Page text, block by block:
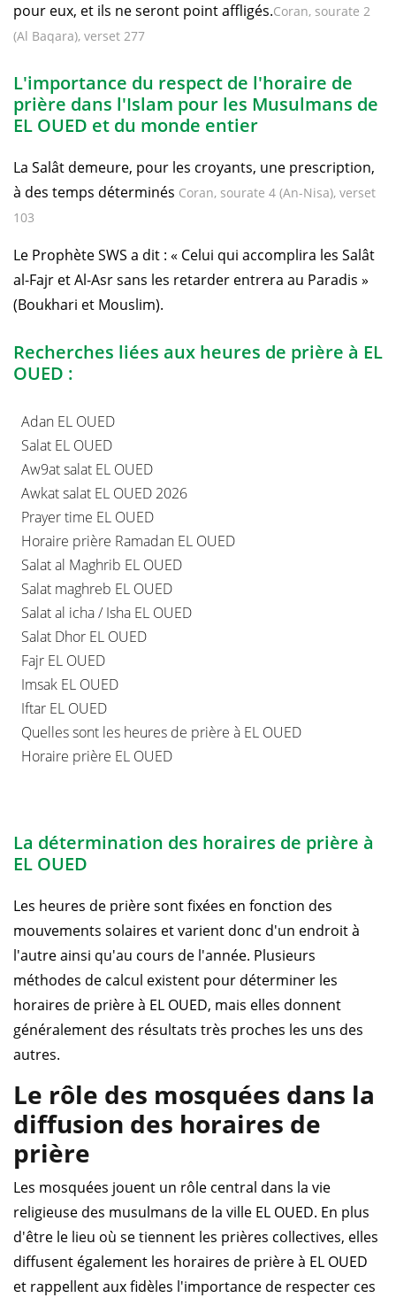
pour eux, et ils ne seront point affligés.Coran, sourate 2
(Al Baqara), verset 277
L'importance du respect de l'horaire de
prière dans l'Islam pour les Musulmans de
EL OUED et du monde entier
La Salât demeure, pour les croyants, une prescription,
à des temps déterminés Coran, sourate 4 (An-Nisa), verset
103
Le Prophète SWS a dit : « Celui qui accomplira les Salât
al-Fajr et Al-Asr sans les retarder entrera au Paradis »
(Boukhari et Mouslim).
Recherches liées aux heures de prière à EL
OUED :
Adan EL OUED
Salat EL OUED
Aw9at salat EL OUED
Awkat salat EL OUED 2026
Prayer time EL OUED
Horaire prière Ramadan EL OUED
Salat al Maghrib EL OUED
Salat maghreb EL OUED
Salat al icha / Isha EL OUED
Salat Dhor EL OUED
Fajr EL OUED
Imsak EL OUED
Iftar EL OUED
Quelles sont les heures de prière à EL OUED
Horaire prière EL OUED
La détermination des horaires de prière à
EL OUED
Les heures de prière sont fixées en fonction des
mouvements solaires et varient donc d'un endroit à
l'autre ainsi qu'au cours de l'année. Plusieurs
méthodes de calcul existent pour déterminer les
horaires de prière à EL OUED, mais elles donnent
généralement des résultats très proches les uns des
autres.
Le rôle des mosquées dans la
diffusion des horaires de
prière
Les mosquées jouent un rôle central dans la vie
religieuse des musulmans de la ville EL OUED. En plus
d'être le lieu où se tiennent les prières collectives, elles
diffusent également les horaires de prière à EL OUED
et rappellent aux fidèles l'importance de respecter ces